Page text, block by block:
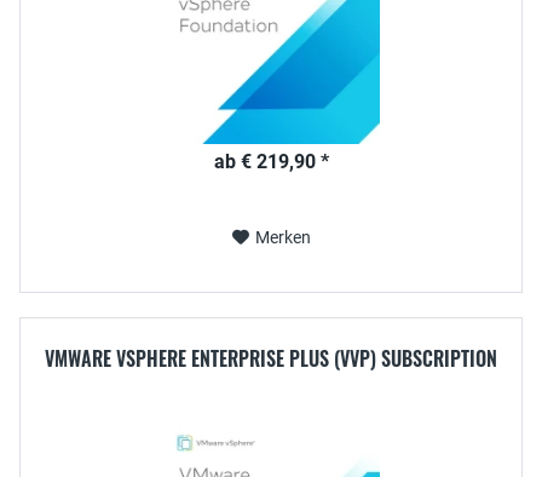
ab € 219,90 *
Merken
VMWARE VSPHERE ENTERPRISE PLUS (VVP) SUBSCRIPTION